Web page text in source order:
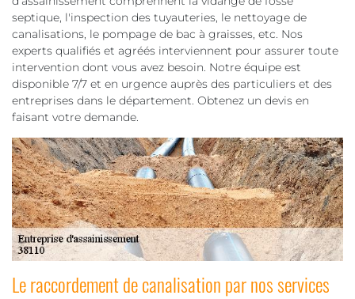
septique, l'inspection des tuyauteries, le nettoyage de
canalisations, le pompage de bac à graisses, etc. Nos
experts qualifiés et agréés interviennent pour assurer toute
intervention dont vous avez besoin. Notre équipe est
disponible 7/7 et en urgence auprès des particuliers et des
entreprises dans le département. Obtenez un devis en
faisant votre demande.
Le raccordement de canalisation par nos services